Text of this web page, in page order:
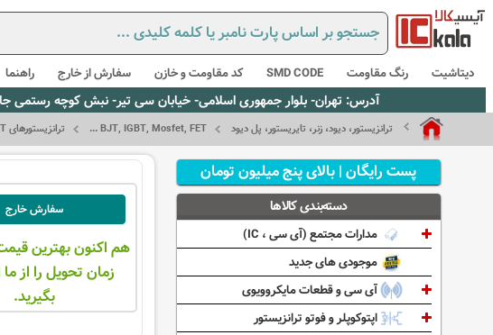
دیتاشیت رنگ مقاومت SMD CODE کد مقاومت و خازن سفارش از خارج راهنما
آدرس: تهران- بلوار جمهوری اسلامی- خیابان سی تیر- نبش کوچه رستمی جاهد- پلاک67- واحد2 - تلفن:02165021256 و 02165021235، پیام رسان بله:
ترانزیستور، دیود، زنر، تایریستور، پل دیود BJT, IGBT, Mosfet, FET ... ترانزیستورهای BJT
سفارش خارج
هم اکنون بهترین
زمان تحویل را از
بگیرید.
پست رایگان | بالای پنج میلیون تومان
دسته‌بندی کالاها
مدارات مجتمع (آی سی ، IC)
موجودی های جدید
آی سی و قطعات مایکروویوی
اپتوکوپلر و فوتو ترانزیستور